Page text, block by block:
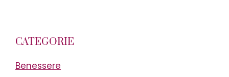
CATEGORIE
Benessere